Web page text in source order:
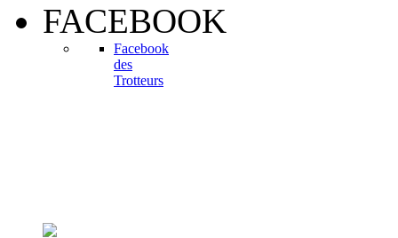
FACEBOOK
Facebook
des
Trotteurs